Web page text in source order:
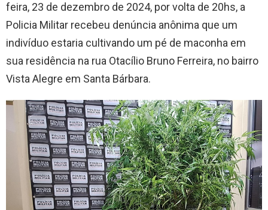
feira, 23 de dezembro de 2024, por volta de 20hs, a
Policia Militar recebeu denúncia anônima que um
indivíduo estaria cultivando um pé de maconha em
sua residência na rua Otacílio Bruno Ferreira, no bairro
Vista Alegre em Santa Bárbara.